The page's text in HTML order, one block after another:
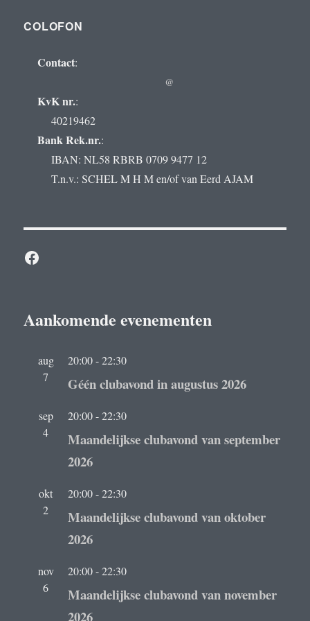
COLOFON
Contact:
@
KvK nr.:
40219462
Bank Rek.nr.:
IBAN: NL58 RBRB 0709 9477 12
T.n.v.: SCHEL M H M en/of van Eerd AJAM
Facebook
Aankomende evenementen
aug
7
20:00-22:30
Géén clubavond in augustus 2026
sep
4
20:00-22:30
Maandelijkse clubavond van september
2026
okt
2
20:00-22:30
Maandelijkse clubavond van oktober
2026
nov
6
20:00-22:30
Maandelijkse clubavond van november
2026